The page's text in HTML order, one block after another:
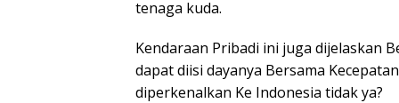
tenaga kuda.
Kendaraan Pribadi ini juga dijelaskan
dapat diisi dayanya Bersama
diperkenalkan Ke Indonesia tidak ya?